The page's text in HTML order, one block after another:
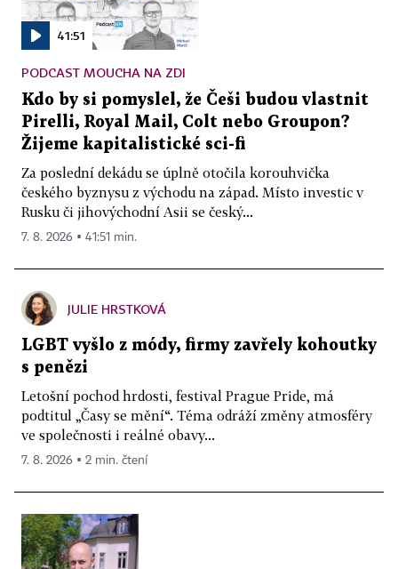
41:51
PODCAST MOUCHA NA ZDI
Kdo by si pomyslel, že Češi budou vlastnit
Pirelli, Royal Mail, Colt nebo Groupon?
Žijeme kapitalistické sci-fi
Za poslední dekádu se úplně otočila korouhvička
českého byznysu z východu na západ. Místo investic v
Rusku či jihovýchodní Asii se český...
7. 8. 2026 ▪ 41:51 min.
JULIE HRSTKOVÁ
LGBT vyšlo z módy, firmy zavřely kohoutky
s penězi
Letošní pochod hrdosti, festival Prague Pride, má
podtitul „Časy se mění“. Téma odráží změny atmosféry
ve společnosti i reálné obavy...
7. 8. 2026 ▪ 2 min. čtení